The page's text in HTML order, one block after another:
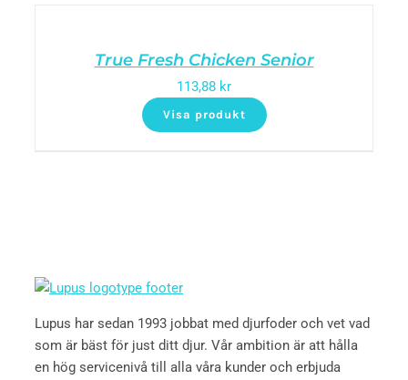
True Fresh Chicken Senior
113,88 kr
Visa produkt
Lupus har sedan 1993 jobbat med djurfoder och vet vad
som är bäst för just ditt djur. Vår ambition är att hålla
en hög servicenivå till alla våra kunder och erbjuda